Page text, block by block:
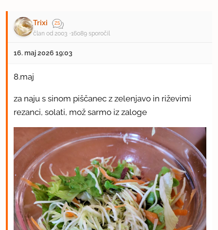
Trixi
član od 2003 16089 sporočil
16. maj 2026 19:03
8.maj
za naju s sinom piščanec z zelenjavo in riževimi
rezanci, solati, mož sarmo iz zaloge